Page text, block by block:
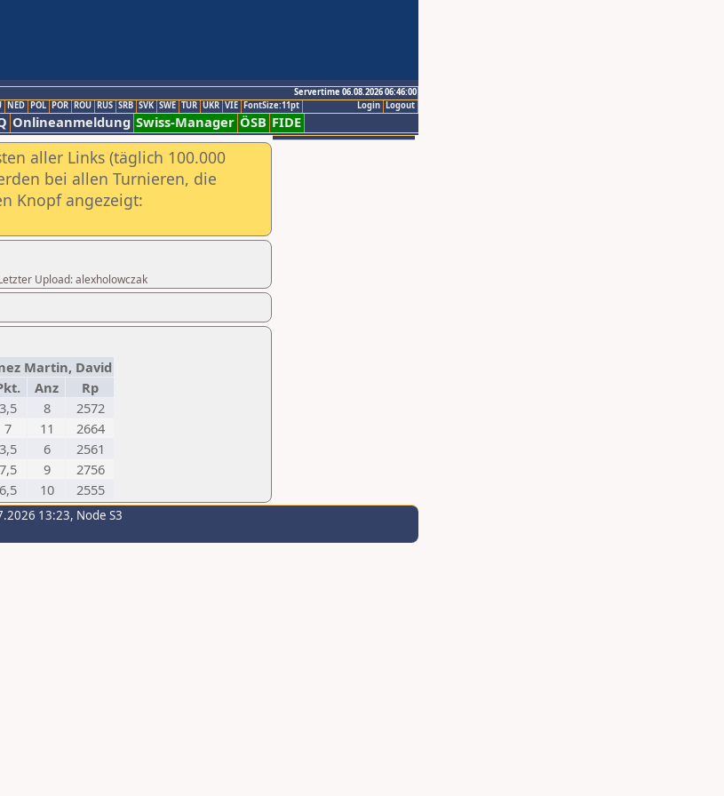
Servertime 06.08.2026 06:46:00
Logout
Login
NED POL POR ROU RUS SRB SVK SWE TUR UKR VIE FontSize:11pt
Onlineanmeldung Swiss-Manager ÖSB FIDE
aller Links (täglich 100.000
bei allen Turnieren, die
Knopf angezeigt:
Upload: alexholowczak
Martin, David
Anz
Rp
3,5 8
2572
7 11
2664
3,5 6
2561
7,5 9
2756
6,5 10 2555
13:23, Node S3